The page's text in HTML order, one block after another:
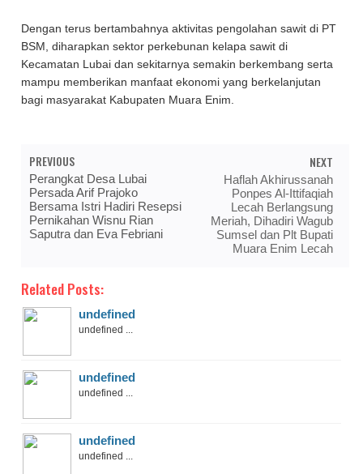
Dengan terus bertambahnya aktivitas pengolahan sawit di PT
BSM, diharapkan sektor perkebunan kelapa sawit di
Kecamatan Lubai dan sekitarnya semakin berkembang serta
mampu memberikan manfaat ekonomi yang berkelanjutan
bagi masyarakat Kabupaten Muara Enim.
PREVIOUS
Perangkat Desa Lubai
Persada Arif Prajoko
Bersama Istri Hadiri Resepsi
Pernikahan Wisnu Rian
Saputra dan Eva Febriani
NEXT
Haflah Akhirussanah
Ponpes Al-Ittifaqiah
Lecah Berlangsung
Meriah, Dihadiri Wagub
Sumsel dan Plt Bupati
Muara Enim Lecah
Related Posts:
undefined
undefined ...
undefined
undefined ...
undefined
undefined ...